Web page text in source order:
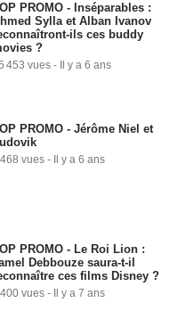
PROMO - Inséparables :
Sylla et Alban Ivanov
ils ces buddy
?
453 vues - Il y a 6 ans
PROMO - Jérôme Niel et
vues - Il y a 6 ans
PROMO - Le Roi Lion :
Debbouze saura-t-il
ces films Disney ?
vues - Il y a 7 ans